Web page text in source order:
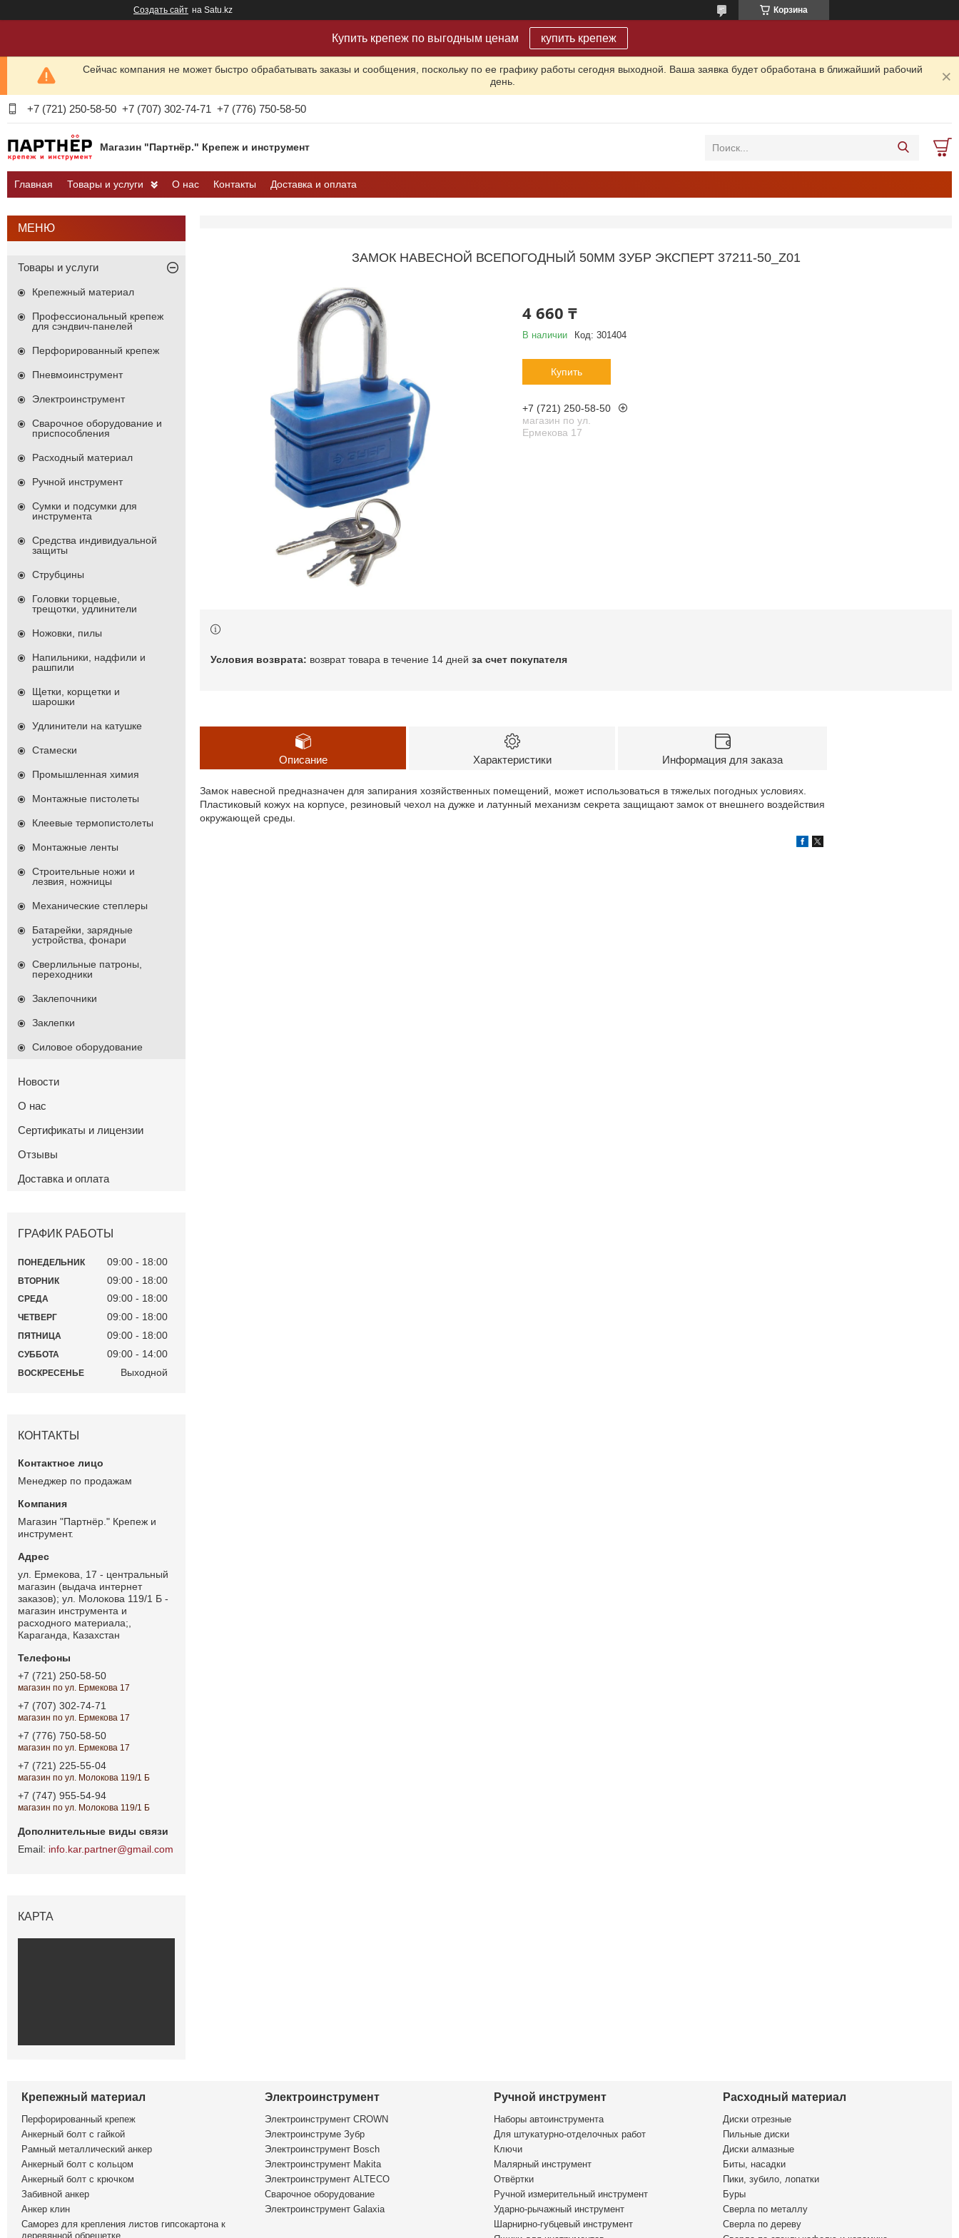
Создать сайт на Satu.kz Корзина
Купить крепеж по выгодным ценам купить крепеж
Сейчас компания не может быстро обрабатывать заказы и сообщения, поскольку по ее графику работы сегодня выходной. Ваша заявка будет обработана в ближайший рабочий
день.
+7 (721) 250-58-50 +7 (707) 302-74-71 +7 (776) 750-58-50
Магазин "Партнёр." Крепеж и инструмент
Главная Товары и услуги О нас Контакты Доставка и оплата
ЗАМОК НАВЕСНОЙ ВСЕПОГОДНЫЙ 50ММ ЗУБР ЭКСПЕРТ 37211-50_Z01
4 660 ₸
В наличии Код: 301404
Купить
+7 (721) 250-58-50
магазин по ул.
Ермекова 17
возврат товара в течение 14 дней за счет покупателя
Описание Характеристики Информация для заказа
Замок навесной предназначен для запирания хозяйственных помещений, может использоваться в тяжелых погодных условиях.
Пластиковый кожух на корпусе, резиновый чехол на дужке и латунный механизм секрета защищают замок от внешнего воздействия
окружающей среды.
Товары и услуги
Крепежный материал
Профессиональный крепеж
для сэндвич-панелей
Перфорированный крепеж
Пневмоинструмент
Электроинструмент
Сварочное оборудование и
приспособления
Расходный материал
Ручной инструмент
Сумки и подсумки для
инструмента
Средства индивидуальной
защиты
Струбцины
Головки торцевые,
трещотки, удлинители
Ножовки, пилы
Напильники, надфили и
рашпили
Щетки, корщетки и
шарошки
Удлинители на катушке
Стамески
Промышленная химия
Монтажные пистолеты
Клеевые термопистолеты
Монтажные ленты
Строительные ножи и
лезвия, ножницы
Механические степлеры
Батарейки, зарядные
устройства, фонари
Сверлильные патроны,
переходники
Заклепочники
Заклепки
Силовое оборудование
Новости
О нас
Сертификаты и лицензии
Отзывы
Доставка и оплата
ГРАФИК РАБОТЫ
ПОНЕДЕЛЬНИК 09:00 18:00
ВТОРНИК 09:00 18:00
СРЕДА 09:00 18:00
ЧЕТВЕРГ 09:00 18:00
ПЯТНИЦА 09:00 18:00
СУББОТА 09:00 14:00
ВОСКРЕСЕНЬЕ Выходной
КОНТАКТЫ
Менеджер по продажам
Магазин "Партнёр." Крепеж и
инструмент.
ул. Ермекова, 17 - центральный
магазин (выдача интернет
заказов); ул. Молокова 119/1 Б -
магазин инструмента и
расходного материала;,
Караганда, Казахстан
+7 (721) 250-58-50
магазин по ул. Ермекова 17
+7 (707) 302-74-71
магазин по ул. Ермекова 17
+7 (776) 750-58-50
магазин по ул. Ермекова 17
+7 (721) 225-55-04
магазин по ул. Молокова 119/1 Б
+7 (747) 955-54-94
магазин по ул. Молокова 119/1 Б
info.kar.partner@gmail.com
КАРТА
Крепежный материал
Перфорированный крепеж
Анкерный болт с гайкой
Рамный металлический анкер
Анкерный болт с кольцом
Анкерный болт с крючком
Забивной анкер
Анкер клин
Саморез для крепления листов гипсокартона к
деревянной обрешетке
Электроинструмент
Электроинструмент CROWN
Электроинструме Зубр
Электроинструмент Bosch
Электроинструмент Makita
Электроинструмент ALTECO
Сварочное оборудование
Электроинструмент Galaxia
Ручной инструмент
Наборы автоинструмента
Для штукатурно-отделочных работ
Ключи
Малярный инструмент
Отвёртки
Ручной измерительный инструмент
Ударно-рычажный инструмент
Шарнирно-губцевый инструмент
Расходный материал
Диски отрезные
Пильные диски
Диски алмазные
Биты, насадки
Пики, зубило, лопатки
Буры
Сверла по металлу
Сверла по дереву